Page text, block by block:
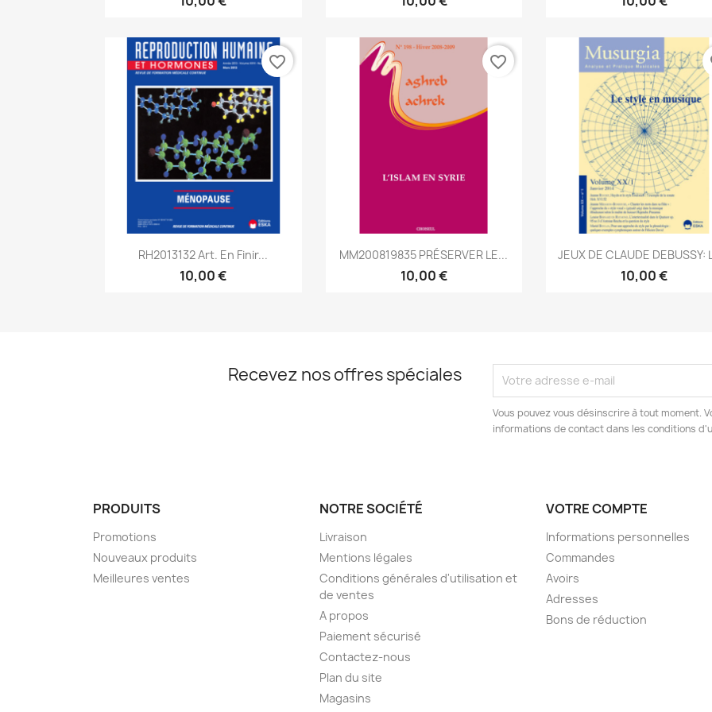
Aperçu rapide
RH2013132 Art. En Finir...
10,00 €
favorite_border
Aperçu rapide
MM200819835 PRÉSERVER LE...
10,00 €
favorite_border
Aperçu rapide
JEUX DE CLAUDE DEBUSSY:
10,00 €
Recevez nos offres spéciales
Vous pouvez vous désinscrire à tout moment.
informations de contact dans les conditions
PRODUITS
Promotions
Nouveaux produits
Meilleures ventes
NOTRE SOCIÉTÉ
Livraison
Mentions légales
Conditions générales d'utilisation et
de ventes
A propos
Paiement sécurisé
Contactez-nous
Plan du site
Magasins
VOTRE COMPTE
Informations personnelles
Commandes
Avoirs
Adresses
Bons de réduction